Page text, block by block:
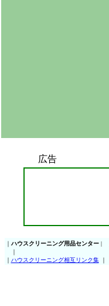
広告
｜ ハウスクリーニング用品センター|
｜
｜ ハウスクリーニング相互リンク集｜